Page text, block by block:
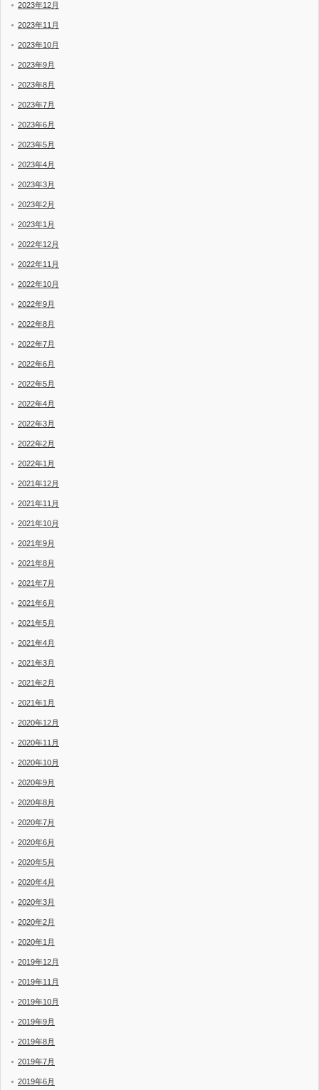
2023年12月
2023年11月
2023年10月
2023年9月
2023年8月
2023年7月
2023年6月
2023年5月
2023年4月
2023年3月
2023年2月
2023年1月
2022年12月
2022年11月
2022年10月
2022年9月
2022年8月
2022年7月
2022年6月
2022年5月
2022年4月
2022年3月
2022年2月
2022年1月
2021年12月
2021年11月
2021年10月
2021年9月
2021年8月
2021年7月
2021年6月
2021年5月
2021年4月
2021年3月
2021年2月
2021年1月
2020年12月
2020年11月
2020年10月
2020年9月
2020年8月
2020年7月
2020年6月
2020年5月
2020年4月
2020年3月
2020年2月
2020年1月
2019年12月
2019年11月
2019年10月
2019年9月
2019年8月
2019年7月
2019年6月